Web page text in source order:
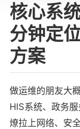
核心系
分钟定
方案
做运维的朋友大
HIS系统、政务
燎拉上网络、安